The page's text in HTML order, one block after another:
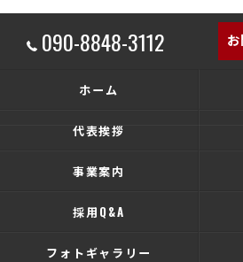
090-8848-3112
ホーム
代表挨拶
事業案内
採用Q&A
フォトギャラリー